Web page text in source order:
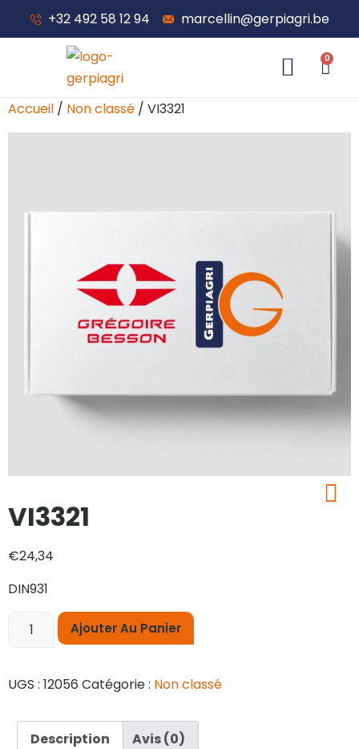
+32 492 58 12 94 marcellin@gerpiagri.be
0
Accueil / Non classé / VI3321
VI3321
€24,34
DIN931
Ajouter Au Panier
UGS : 12056 Catégorie : Non classé
Description Avis (0)